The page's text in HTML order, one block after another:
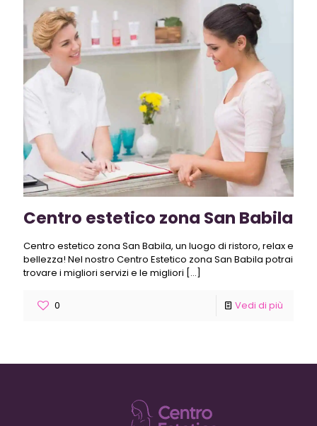
Centro estetico zona San Babila
Centro estetico zona San Babila, un luogo di ristoro, relax e
bellezza! Nel nostro Centro Estetico zona San Babila potrai
trovare i migliori servizi e le migliori […]
0 Vedi di più